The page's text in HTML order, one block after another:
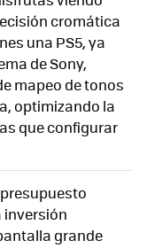
cromática
una PS5, ya
de Sony,
mapeo de tonos
optimizando la
que configurar
inversión
grande